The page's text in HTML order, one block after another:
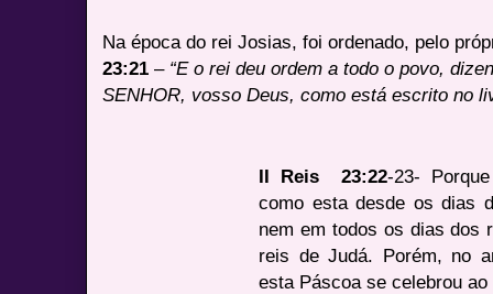
Na época do rei Josias, foi ordenado, pelo
23:21 – “E o rei deu ordem a todo o povo,
SENHOR, vosso Deus, como está escrito no
II Reis 23:22-23-
como esta desde os dias
nem em todos os dias dos
reis de Judá. Porém, no
esta Páscoa se celebrou